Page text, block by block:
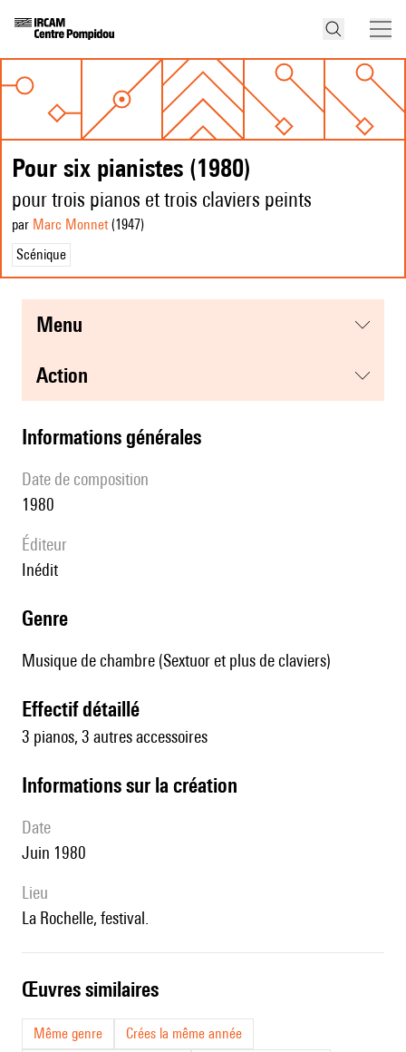
Pour six pianistes (1980)
pour trois pianos et trois claviers peints
par Marc Monnet(1947)
Scénique
menu
action
informations générales
date de composition
1980
éditeur
Inédit
genre
Musique de chambre (Sextuor et plus de claviers)
effectif détaillé
3 pianos, 3 autres accessoires
informations sur la création
date
Juin 1980
lieu
La Rochelle, festival.
œuvres similaires
Même genre
Crées la même année